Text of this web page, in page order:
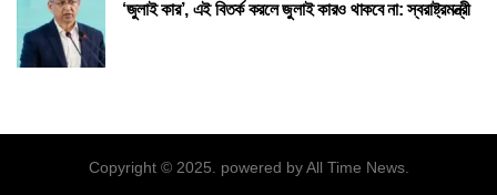
‘জুলাই কার’, এই বিতর্ক করলে জুলাই কারও থাকবে না: স্বরাষ্ট্রমন্ত্রী
Copyright © 2025. powered by All Time News.